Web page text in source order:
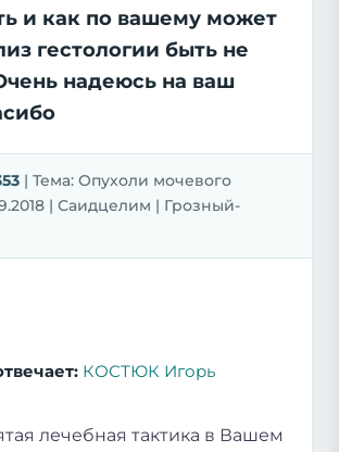
и как по вашему может
гестологии быть не
надеюсь на ваш
| Тема: Опухоли мочевого
| Саидцелим | Грозный-
КОСТЮК Игорь
лечебная тактика в Вашем